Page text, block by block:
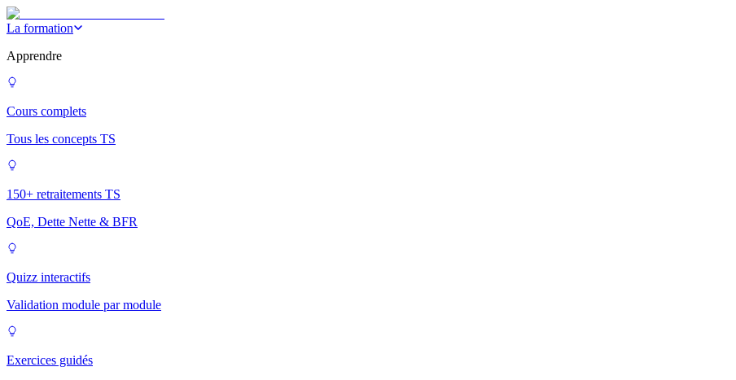
La formation
Apprendre
Cours complets
Tous les concepts TS
150+ retraitements TS
QoE, Dette Nette & BFR
Quizz interactifs
Validation module par module
Exercices guidés